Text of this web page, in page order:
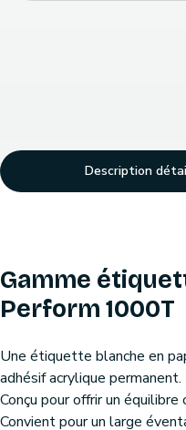
Description
Gamme
Perform 1000T
Une étiquette blanche en
adhésif acrylique permanent.
Conçu pour offrir un
Convient pour un large